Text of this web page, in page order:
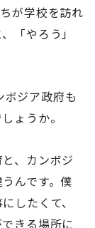
が学校を訪れ
「やろう」
ボジア政府も
ょうか。
、カンボジ
んです。僕
したくて、
きる場所に